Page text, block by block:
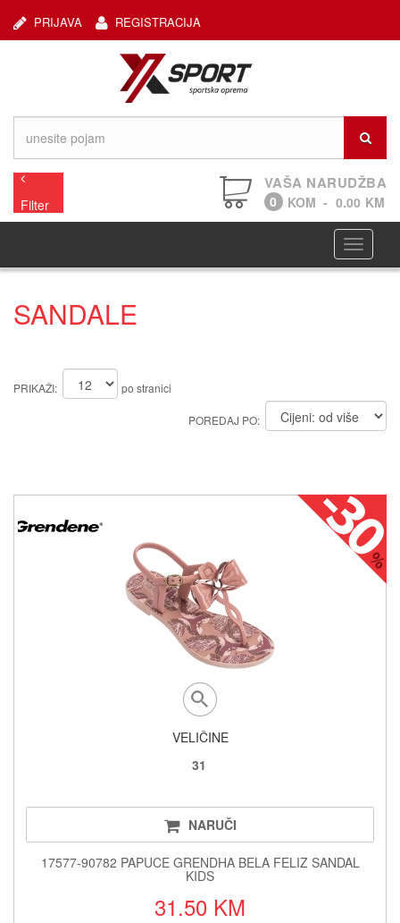
REGISTRACIJA
PRIJAVA
Filter
VAŠA NARUDŽBA
0 KOM - 0.00 KM
SANDALE
PRIKAŽI: po stranici
POREDAJ PO:
VELIČINE
31
NARUČI
17577-90782 PAPUCE GRENDHA BELA FELIZ SANDAL
KIDS
31.50 KM